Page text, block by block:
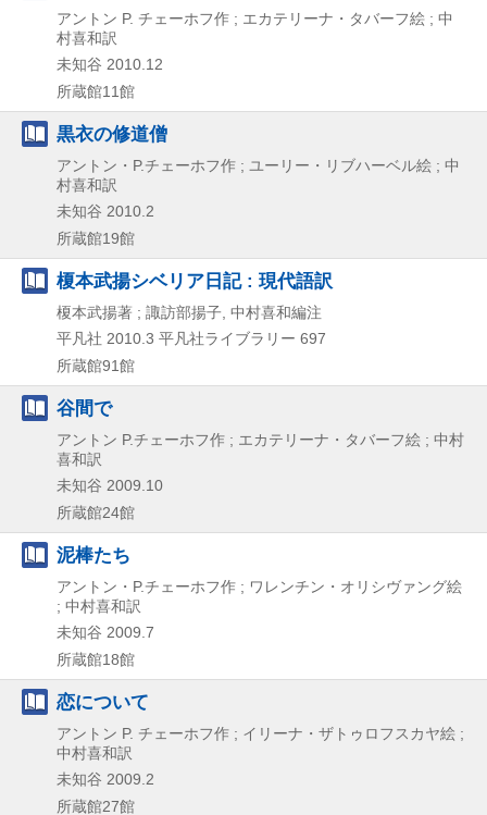
アントン P. チェーホフ作 ; エカテリーナ・タバーフ絵 ; 中
村喜和訳
未知谷 2010.12
所蔵館11館
黒衣の修道僧
アントン・P.チェーホフ作 ; ユーリー・リブハーベル絵 ; 中
村喜和訳
未知谷 2010.2
所蔵館19館
榎本武揚シベリア日記 : 現代語訳
榎本武揚著 ; 諏訪部揚子, 中村喜和編注
平凡社 2010.3 平凡社ライブラリー 697
所蔵館91館
谷間で
アントン P.チェーホフ作 ; エカテリーナ・タバーフ絵 ; 中村
喜和訳
未知谷 2009.10
所蔵館24館
泥棒たち
アントン・P.チェーホフ作 ; ワレンチン・オリシヴァング絵
; 中村喜和訳
未知谷 2009.7
所蔵館18館
恋について
アントン P. チェーホフ作 ; イリーナ・ザトゥロフスカヤ絵 ;
中村喜和訳
未知谷 2009.2
所蔵館27館